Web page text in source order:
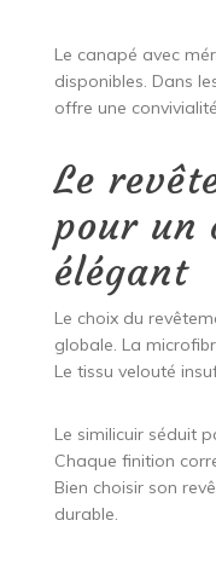
Le canapé avec
disponibles. Dans
offre une
Le
pour un
élégant
Le choix du
globale. La
Le tissu velouté
Le similicuir séduit
Chaque finition
Bien choisir son
durable.